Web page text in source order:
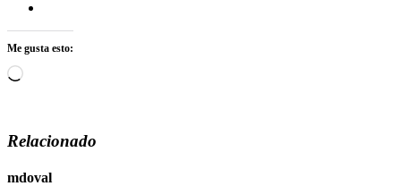
Me gusta esto:
Cargando...
Relacionado
mdoval